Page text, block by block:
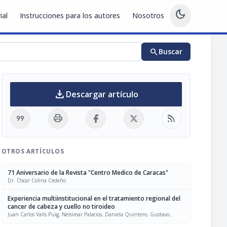
Instrucciones para los autores Nosotros dark_mode
searchBuscar
download Descargar artículo
format_quote print rss_feed
OTROS ARTÍCULOS
71 Aniversario de la Revista "Centro Medico de Caracas"
Dr. Oscar Colina Cedeño
Experiencia multiinstitucional en el tratamiento regional del
cancer de cabeza y cuello no tiroideo
Juan Carlos Valls Puig, Nelsimar Palacios, Daniela Quintero, Gustavo